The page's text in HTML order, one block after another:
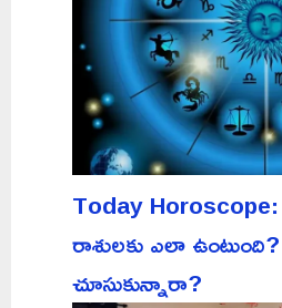
Today Horoscope:
రాశులకు ఎలా
చూసుకున్నారా?